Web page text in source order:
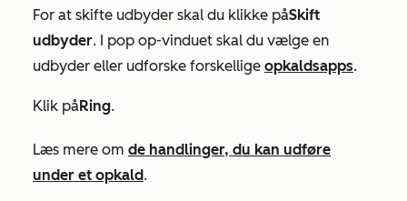
For at skifte udbyder skal du klikke påSkift
udbyder. I pop op-vinduet skal du vælge en
udbyder eller udforske forskellige opkaldsapps.
Klik påRing.
Læs mere om de handlinger, du kan udføre
under et opkald.